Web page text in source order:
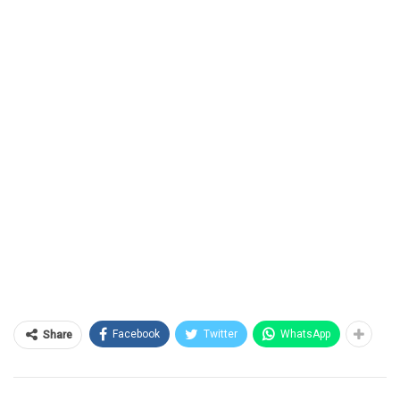
Share Facebook Twitter WhatsApp